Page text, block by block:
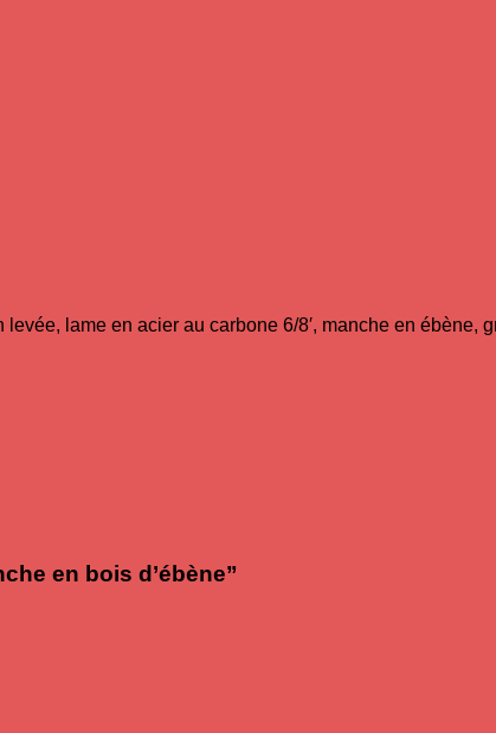
levée, lame en acier au carbone 6/8′, manche en ébène,
en bois d’ébène”